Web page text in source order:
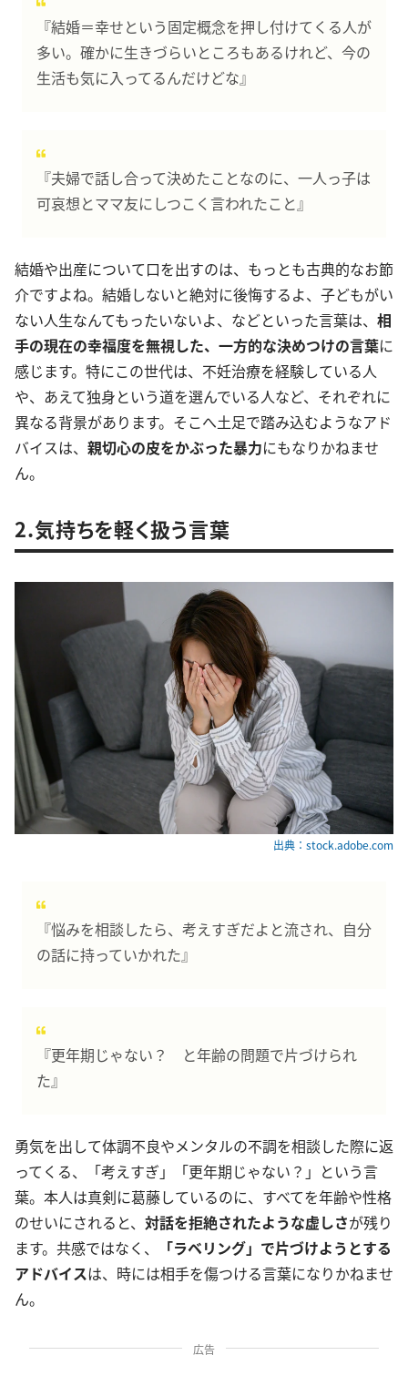
『結婚＝幸せという固定概念を押し付けてくる人が
多い。確かに生きづらいところもあるけれど、今の
生活も気に入ってるんだけどな』
『夫婦で話し合って決めたことなのに、一人っ子は
可哀想とママ友にしつこく言われたこと』
結婚や出産について口を出すのは、もっとも古典的なお節
介ですよね。結婚しないと絶対に後悔するよ、子どもがい
ない人生なんてもったいないよ、などといった言葉は、 相
手の現在の幸福度を無視した、一方的な決めつけの言葉に
感じます。特にこの世代は、不妊治療を経験している人
や、あえて独身という道を選んでいる人など、それぞれに
異なる背景があります。そこへ土足で踏み込むようなアド
バイスは、 親切心の皮をかぶった暴力にもなりかねませ
ん。
2.気持ちを軽く扱う言葉
出典：stock.adobe.com
『悩みを相談したら、考えすぎだよと流され、自分
の話に持っていかれた』
『更年期じゃない？ と年齢の問題で片づけられ
た』
勇気を出して体調不良やメンタルの不調を相談した際に返
ってくる、「考えすぎ」「更年期じゃない？」という言
葉。本人は真剣に葛藤しているのに、すべてを年齢や性格
のせいにされると、 対話を拒絶されたような虚しさが残り
ます。共感ではなく、
「ラベリング」で片づけようとする
アドバイスは、時には相手を傷つける言葉になりかねませ
ん。
広告